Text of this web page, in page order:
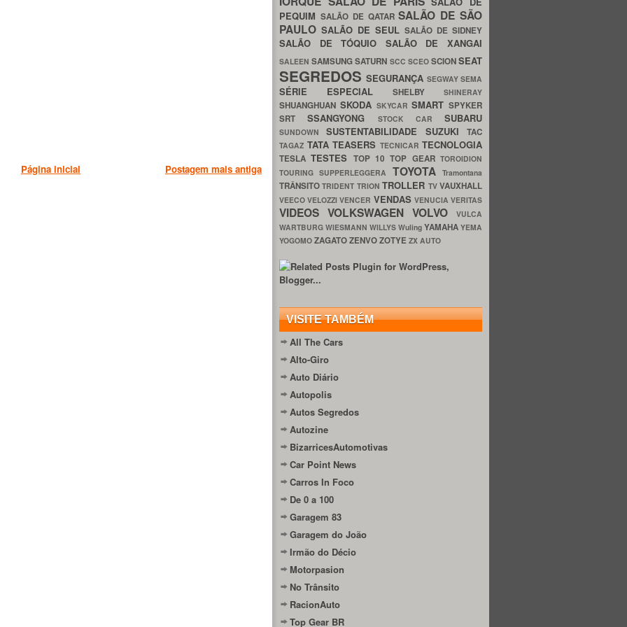
Postagem mais antiga
Página inicial
PEQUIM SALÃO DE QATARSALÃO DE SÃO
PAULO SALÃO DE SEUL SALÃO DE SIDNEY
SALÃO DE TÓQUIO SALÃO DE XANGAI
SALEENSAMSUNGSATURN SCC SCEO SCIONSEAT
SEGREDOSSEGURANÇA SEGWAYSEMA
SÉRIE ESPECIAL SHELBY SHINERAY
SHUANGHUAN SKODA SKYCARSMART SPYKER
SRTSSANGYONG STOCK CAR SUBARU
SUNDOWNSUSTENTABILIDADE SUZUKITAC
TAGAZ TATA TEASERS TECNICAR TECNOLOGIA
TESLATESTES TOP 10TOP GEARTOROIDION
TOURING SUPPERLEGGERA TOYOTATramontana
TRÂNSITOTRIDENT TRIONTROLLER TVVAUXHALL
VEECOVELOZZIVENCER VENDAS VENUCIAVERITAS
VIDEOS VOLKSWAGEN VOLVO
VULCA
WARTBURG WIESMANN WILLYS Wuling YAMAHA YEMA
YOGOMO ZAGATOZENVOZOTYE ZX AUTO
VISITE TAMBÉM
All The Cars
Alto-Giro
Auto Diário
Autopolis
Autos Segredos
Autozine
BizarricesAutomotivas
Car Point News
Carros In Foco
De 0 a 100
Garagem 83
Garagem do João
Irmão do Décio
Motorpasion
No Trânsito
RacionAuto
Top Gear BR